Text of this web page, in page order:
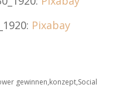
Pixabay
gewinnen konzept Social